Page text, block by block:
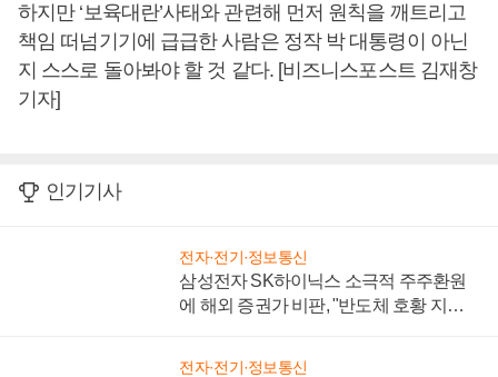
하지만 ‘보육대란’사태와 관련해 먼저 원칙을 깨트리고
책임 떠넘기기에 급급한 사람은 정작 박 대통령이 아닌
지 스스로 돌아봐야 할 것 같다. [비즈니스포스트 김재창
기자]
인기기사
전자·전기·정보통신
삼성전자 SK하이닉스 소극적 주주환원
에 해외 증권가 비판, "반도체 호황 지속
전자·전기·정보통신